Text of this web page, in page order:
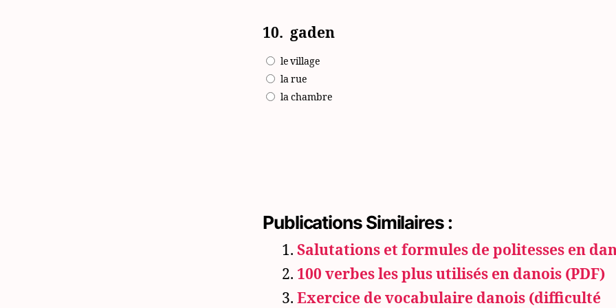
10. gaden
le village
la rue
la chambre
Publications Similaires :
Salutations et formules de politesses en
100 verbes les plus utilisés en danois (PDF)
Exercice de vocabulaire danois (difficulté